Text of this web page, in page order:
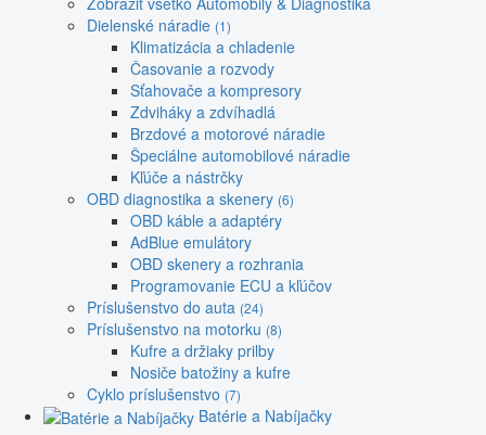
Dielenské náradie (1)
Klimatizácia a chladenie
Časovanie a rozvody
Sťahovače a kompresory
Zdviháky a zdvíhadlá
Brzdové a motorové náradie
Špeciálne automobilové náradie
Kľúče a nástrčky
OBD diagnostika a skenery (6)
OBD káble a adaptéry
AdBlue emulátory
OBD skenery a rozhrania
Programovanie ECU a kľúčov
Príslušenstvo do auta (24)
Príslušenstvo na motorku (8)
Kufre a držiaky prilby
Nosiče batožiny a kufre
Cyklo príslušenstvo (7)
Batérie a Nabíjačky